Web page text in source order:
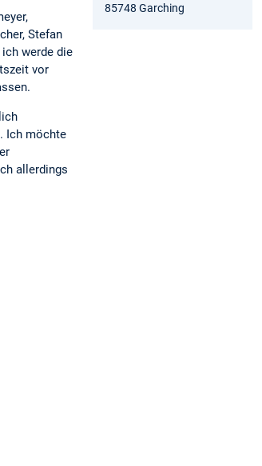
Stefan
werde die
vor
Ich möchte
allerdings
85748 Garching